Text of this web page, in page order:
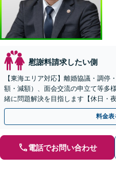
慰謝料請求したい側
【東海エリア対応】離婚協議・調停
額・減額）、面会交流の申立て等多
緒に問題解決を目指します【休日・
料金表
電話でお問い合わせ